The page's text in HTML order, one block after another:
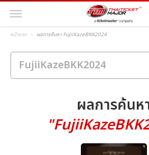
หน้าแรก ผลการค้นหา FujiiKazeBKK2024
ผลการค้นห